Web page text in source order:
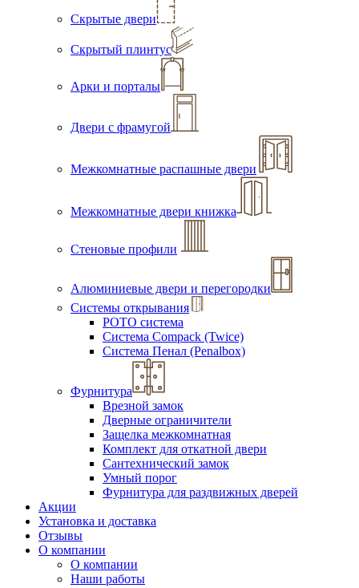
Скрытые двери
Скрытый плинтус
Арки и порталы
Двери с фрамугой
Межкомнатные распашные двери
Межкомнатные двери книжка
Стеновые профили
Алюминиевые двери и перегородки
Системы открывания
РОТО система
Система Compack (Twice)
Система Пенал (Penalbox)
Фурнитура
Врезной замок
Дверные ограничители
Защелка межкомнатная
Комплект для откатной двери
Сантехнический замок
Умный порог
Фурнитура для раздвижных дверей
Акции
Установка и доставка
Отзывы
О компании
О компании
Наши работы